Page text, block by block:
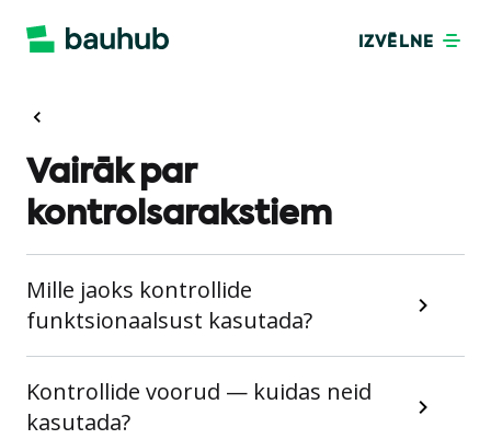
IZVĒLNE
Vairāk par
kontrolsarakstiem
Mille jaoks kontrollide
funktsionaalsust kasutada?
Kontrollide voorud — kuidas neid
kasutada?